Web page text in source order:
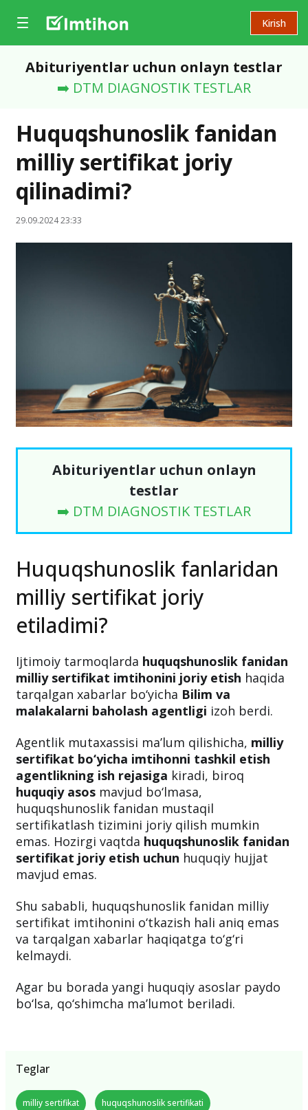
Kirish
Abituriyentlar uchun onlayn testlar
➡️ DTM DIAGNOSTIK TESTLAR
Huquqshunoslik fanidan
milliy sertifikat joriy
qilinadimi?
29.09.2024 23:33
Abituriyentlar uchun onlayn
testlar
➡️ DTM DIAGNOSTIK TESTLAR
Huquqshunoslik fanlaridan
milliy sertifikat joriy
etiladimi?
Ijtimoiy tarmoqlarda huquqshunoslik fanidan
milliy sertifikat imtihonini joriy etish haqida
tarqalgan xabarlar bo‘yicha Bilim va
malakalarni baholash agentligi izoh berdi.
Agentlik mutaxassisi ma’lum qilishicha, milliy
sertifikat bo‘yicha imtihonni tashkil etish
agentlikning ish rejasiga kiradi, biroq
huquqiy asos mavjud bo‘lmasa,
huquqshunoslik fanidan mustaqil
sertifikatlash tizimini joriy qilish mumkin
emas. Hozirgi vaqtda huquqshunoslik fanidan
sertifikat joriy etish uchun huquqiy hujjat
mavjud emas.
Shu sababli, huquqshunoslik fanidan milliy
sertifikat imtihonini o‘tkazish hali aniq emas
va tarqalgan xabarlar haqiqatga to‘g‘ri
kelmaydi.
Agar bu borada yangi huquqiy asoslar paydo
bo‘lsa, qo‘shimcha ma’lumot beriladi.
Teglar
milliy sertifikat huquqshunoslik sertifikati